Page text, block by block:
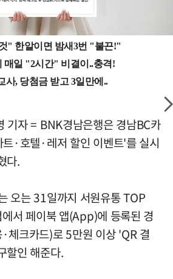
기자 = BNK경남은행은 경남BC카
·호텔·레저 할인 이벤트'를 실시
다.
오는 31일까지 서원유통 TOP
서 페이북 앱(App)에 등록된 경
체크카드)로 5만원 이상 'QR 결
할인 해준다.